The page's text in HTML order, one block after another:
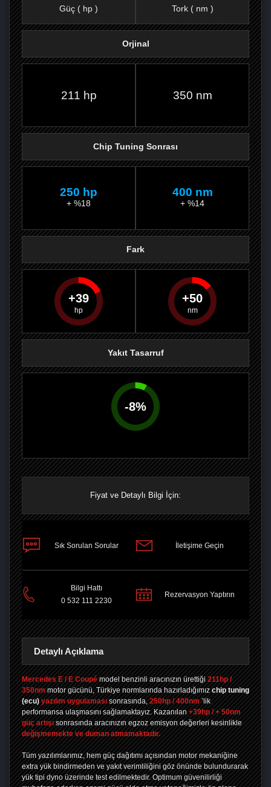
PAYLAŞPAYLAŞPLUS'TA
Güç ( hp ) Tork ( nm )
Orjinal
211 hp 350 nm
Chip Tuning Sonrası
250 hp
+ %18
400 nm
+ %14
Fark
39 50
Yakıt Tasarruf
-8%
Fiyat ve Detaylı Bilgi İçin:
Sık Sorulan Sorular İletişime Geçin
Bilgi Hattı
0 532 111 2230
Rezervasyon Yaptırın
Detaylı Açıklama
Mercedes E / E Coupé model benzinli aracınızın ürettiği 211hp /
350nm motor gücünü, Türkiye normlarında hazırladığımız chip tuning
(ecu) yazılım uygulaması sonrasında, 250hp / 400nm ’lik
performansa ulaşmasını sağlamaktayız. Kazanılan +39hp / + 50nm
güç artışı sonrasında aracınızın egzoz emisyon değerleri kesinlikle
değişmemekte ve duman atmamaktadır.
Tüm yazılımlarımız, hem güç dağıtımı açısından motor mekaniğine
extra yük bindirmeden ve yakıt verimliliğini göz önünde bulundurarak
yük tipi dyno üzerinde test edilmektedir. Optimum güvenilirliği